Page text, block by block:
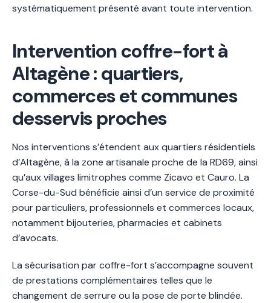
systématiquement présenté avant toute intervention.
Intervention coffre-fort à
Altagène : quartiers,
commerces et communes
desservis proches
Nos interventions s’étendent aux quartiers résidentiels
d’Altagène, à la zone artisanale proche de la RD69, ainsi
qu’aux villages limitrophes comme Zicavo et Cauro. La
Corse-du-Sud bénéficie ainsi d’un service de proximité
pour particuliers, professionnels et commerces locaux,
notamment bijouteries, pharmacies et cabinets
d’avocats.
La sécurisation par coffre-fort s’accompagne souvent
de prestations complémentaires telles que le
changement de serrure ou la pose de porte blindée.